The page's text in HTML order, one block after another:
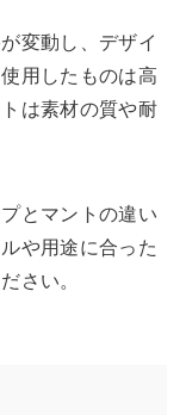
変動し、デザイ
用したものは高
は素材の質や耐
とマントの違い
や用途に合った
さい。